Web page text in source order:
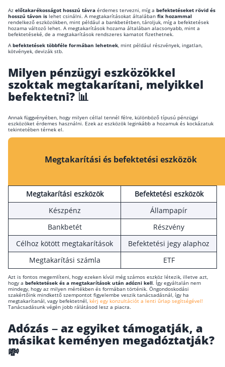
Blog
Kapcsolat
Babakötvény kisokos 👶
Lakástakarék
Hitel
Vállalkozói hitel
Szabad felhasználású hitel
Hitelkiváltás
Babaváró hitel
Vagyonbiztosítások
Kötelező biztosítás (KGFB)
Casco
Utasbiztosítás
Lakásbiztosítás útmutató – Hogyan válassz?
Lakásbiztosítás: válaszok az 50 leggyakoribb
Minősített Fogyasztóbarát Otthonbiztosítás
Az előtakarékosságot hosszú távra érdemes tervezni, míg a befektetéseket rövid és
hosszú távon is lehet csinálni. A megtakarításokat általában fix hozammal
rendelkező eszközökben, mint például a bankbetétben, tároljuk, míg a befektetések
hozama változó lehet. A megtakarítások hozama általában alacsonyabb, mint a
befektetéseké, de a megtakarítások rendszeres kamatot fizethetnek.
Abefektetések többféle formában lehetnek, mint például részvények, ingatlan,
kötvények, devizák stb.
Milyen pénzügyi eszközökkel
szoktak megtakarítani, melyikkel
befektetni? 📊
Annak függvényében, hogy milyen céllal tennél félre, különböző típusú pénzügyi
eszközöket érdemes használni. Ezek az eszközök leginkább a hozamuk és kockázatuk
tekintetében térnek el.
Megtakarítási és befektetési eszközök
Megtakarítási eszközök
Befektetési eszközök
Készpénz
Állampapír
Bankbetét
Részvény
Célhoz kötött megtakarítások
Befektetési jegy alaphoz
Megtakarítási számla
ETF
Azt is fontos megemlíteni, hogy ezeken kívül még számos eszköz létezik, illetve azt,
hogy a befektetések és a megtakarítások után adózni kell. Így egyáltalán nem
mindegy, hogy az milyen mértékben és formában történik. Öngondoskodási
szakértőink mindkettő szempontot figyelembe veszik tanácsadásnál, így ha
megtakarítanál, vagy befektetnél, kérj egy konzultációt a lenti űrlap segítségével!
Tanácsadásunk végén jobb rálátásod lesz a piacra.
Adózás – az egyiket támogatják, a
másikat keményen megadóztatják?
💸